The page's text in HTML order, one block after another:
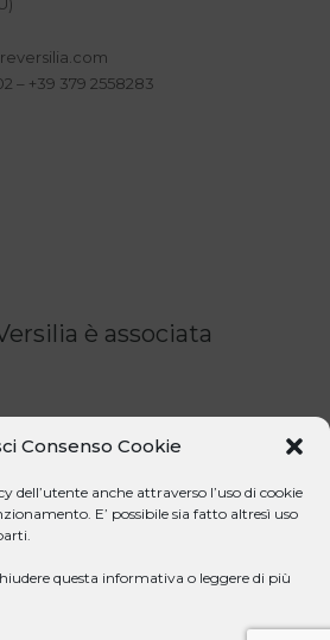
Consenso Cookie
dell’utente anche attraverso l’uso di cookie
E’ possibile sia fatto altresì uso
questa informativa o leggere di più
– +39 379 2558283
è associata